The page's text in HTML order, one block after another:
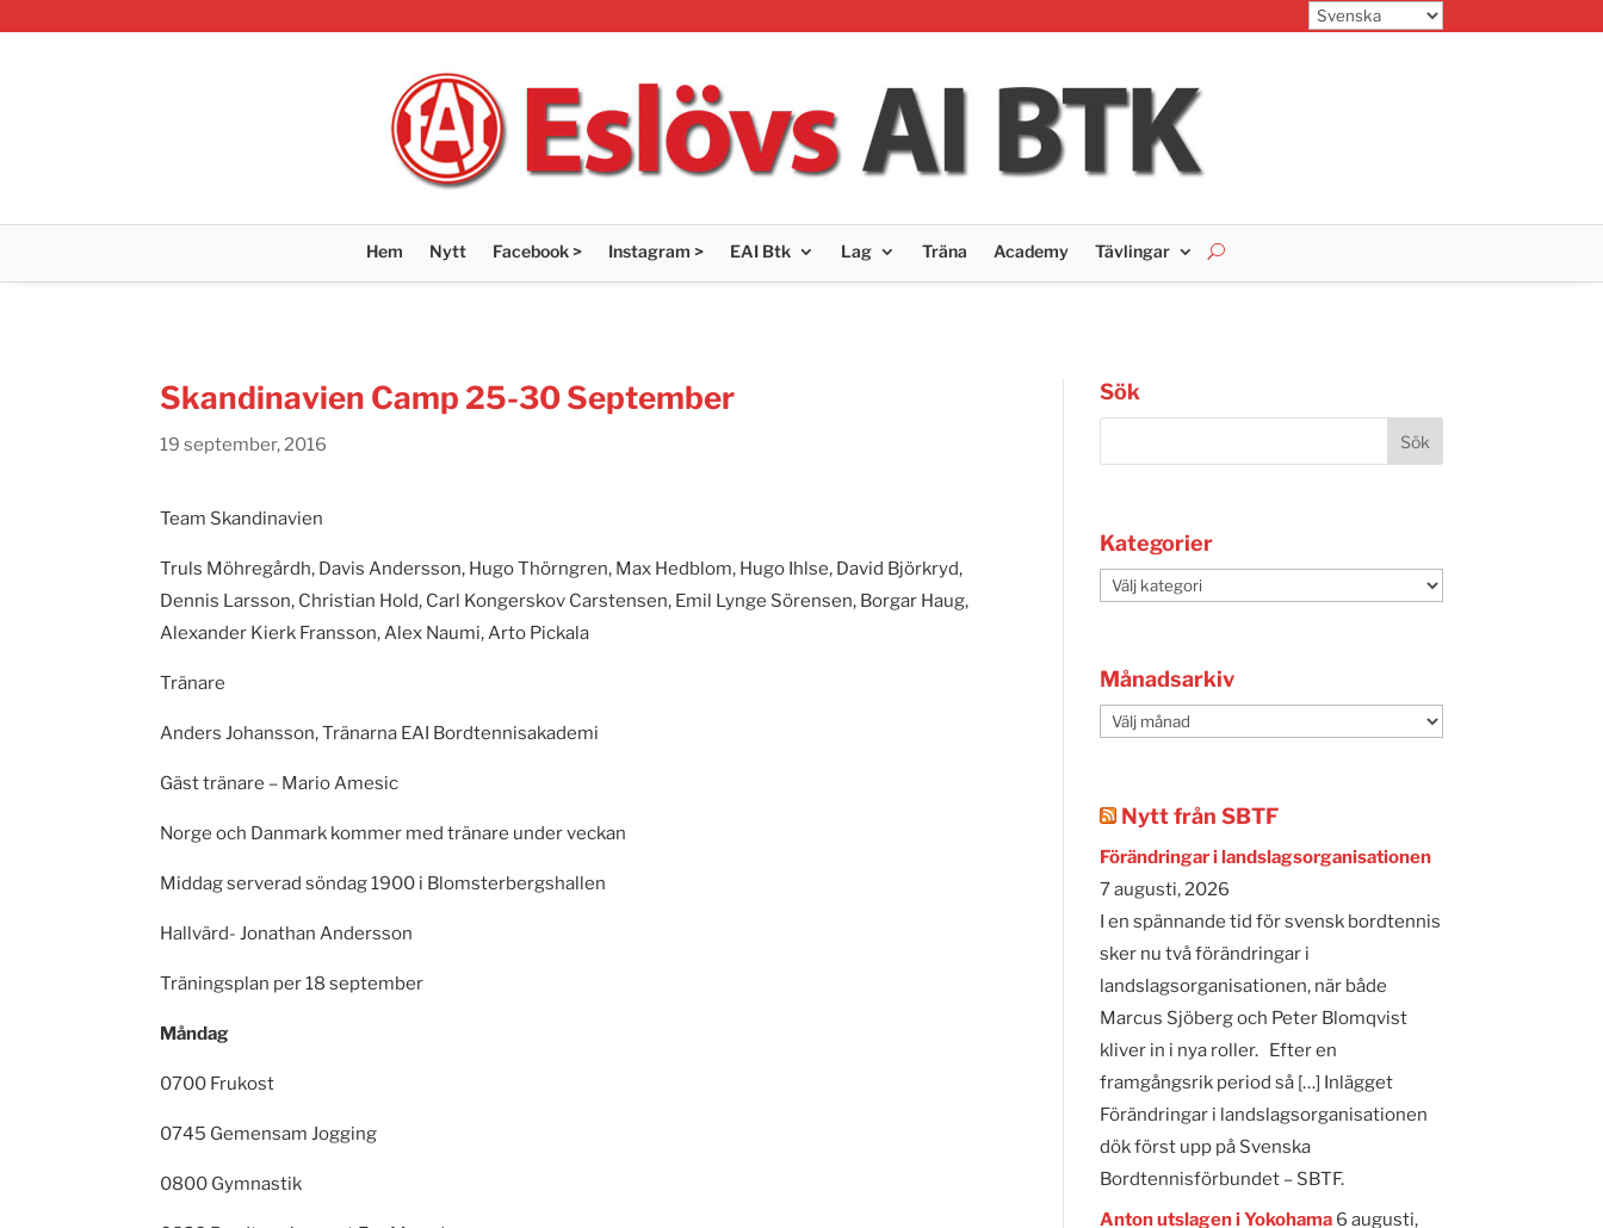
Hem Nytt Facebook > Instagram > EAI Btk Lag Träna Academy Tävlingar
Skandinavien Camp 25-30 September
19 september, 2016
Team Skandinavien
Truls Möhregårdh, Davis Andersson, Hugo Thörngren, Max Hedblom, Hugo Ihlse, David Björkryd,
Dennis Larsson, Christian Hold, Carl Kongerskov Carstensen, Emil Lynge Sörensen, Borgar Haug,
Alexander Kierk Fransson, Alex Naumi, Arto Pickala
Tränare
Anders Johansson, Tränarna EAI Bordtennisakademi
Gäst tränare – Mario Amesic
Norge och Danmark kommer med tränare under veckan
Middag serverad söndag 1900 i Blomsterbergshallen
Hallvärd- Jonathan Andersson
Träningsplan per 18 september
Måndag
0700 Frukost
0745 Gemensam Jogging
0800 Gymnastik
Sök
Kategorier
Kategorier
Månadsarkiv
Månadsarkiv
Nytt från SBTF
Förändringar i landslagsorganisationen
7 augusti, 2026
I en spännande tid för svensk bordtennis
sker nu två förändringar i
landslagsorganisationen, när både
Marcus Sjöberg och Peter Blomqvist
kliver in i nya roller. Efter en
framgångsrik period så […] Inlägget
Förändringar i landslagsorganisationen
dök först upp på Svenska
Bordtennisförbundet – SBTF.
Anton utslagen i Yokohama 6 augusti,